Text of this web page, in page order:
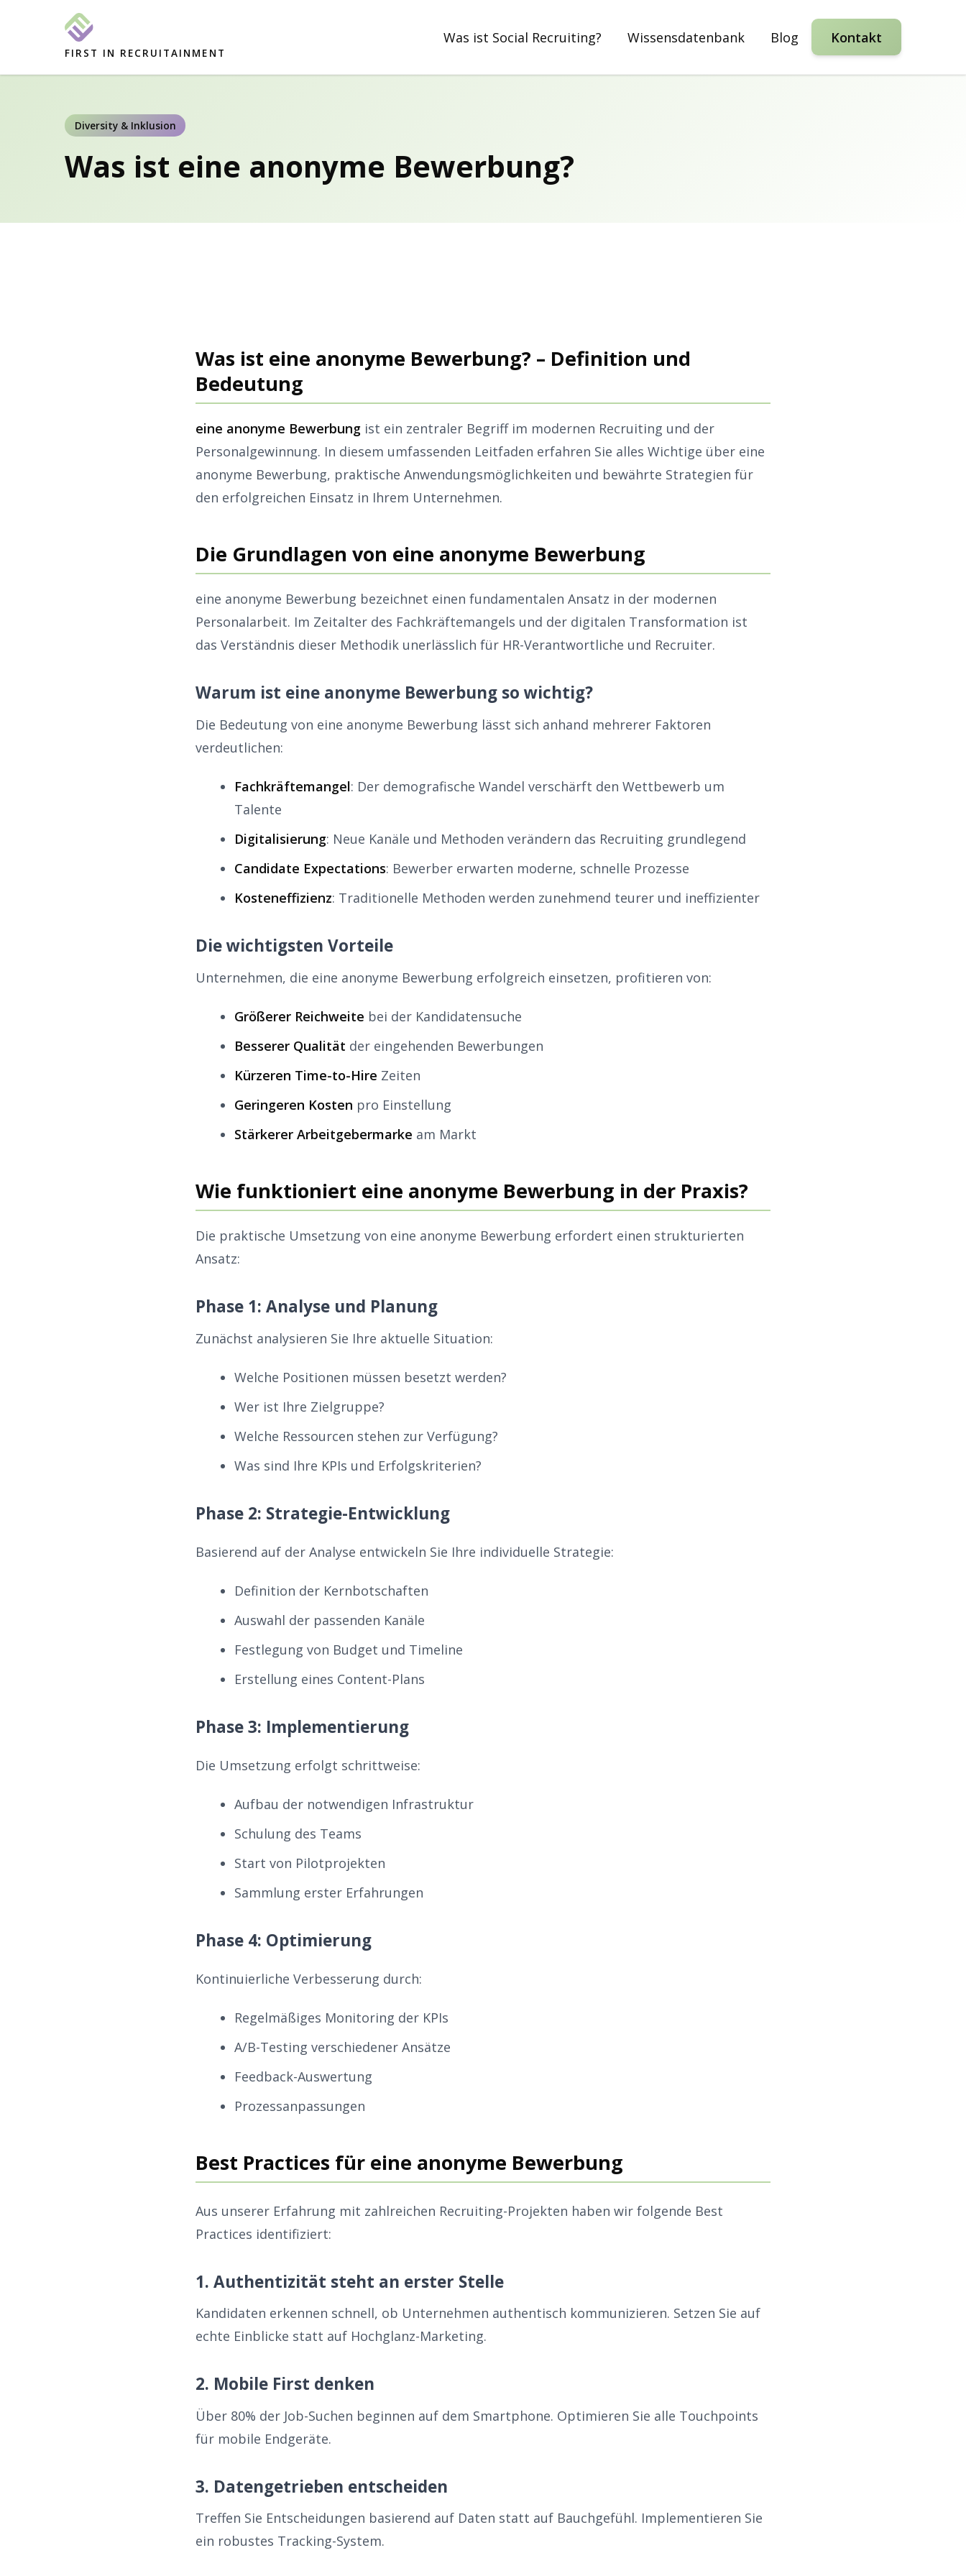
FIRST IN RECRUITAINMENT
Was ist Social Recruiting? Wissensdatenbank Blog Kontakt
Diversity & Inklusion
Was ist eine anonyme Bewerbung?
Was ist eine anonyme Bewerbung? – Definition und
Bedeutung
eine anonyme Bewerbung ist ein zentraler Begriff im modernen Recruiting und der
Personalgewinnung. In diesem umfassenden Leitfaden erfahren Sie alles Wichtige über eine
anonyme Bewerbung, praktische Anwendungsmöglichkeiten und bewährte Strategien für
den erfolgreichen Einsatz in Ihrem Unternehmen.
Die Grundlagen von eine anonyme Bewerbung
eine anonyme Bewerbung bezeichnet einen fundamentalen Ansatz in der modernen
Personalarbeit. Im Zeitalter des Fachkräftemangels und der digitalen Transformation ist
das Verständnis dieser Methodik unerlässlich für HR-Verantwortliche und Recruiter.
Warum ist eine anonyme Bewerbung so wichtig?
Die Bedeutung von eine anonyme Bewerbung lässt sich anhand mehrerer Faktoren
verdeutlichen:
Fachkräftemangel: Der demografische Wandel verschärft den Wettbewerb um
Talente
Digitalisierung: Neue Kanäle und Methoden verändern das Recruiting grundlegend
Candidate Expectations: Bewerber erwarten moderne, schnelle Prozesse
Kosteneffizienz: Traditionelle Methoden werden zunehmend teurer und ineffizienter
Die wichtigsten Vorteile
Unternehmen, die eine anonyme Bewerbung erfolgreich einsetzen, profitieren von:
Größerer Reichweite bei der Kandidatensuche
Besserer Qualität der eingehenden Bewerbungen
Kürzeren Time-to-Hire Zeiten
Geringeren Kosten pro Einstellung
Stärkerer Arbeitgebermarke am Markt
Wie funktioniert eine anonyme Bewerbung in der Praxis?
Die praktische Umsetzung von eine anonyme Bewerbung erfordert einen strukturierten
Ansatz:
Phase 1: Analyse und Planung
Zunächst analysieren Sie Ihre aktuelle Situation:
Welche Positionen müssen besetzt werden?
Wer ist Ihre Zielgruppe?
Welche Ressourcen stehen zur Verfügung?
Was sind Ihre KPIs und Erfolgskriterien?
Phase 2: Strategie-Entwicklung
Basierend auf der Analyse entwickeln Sie Ihre individuelle Strategie:
Definition der Kernbotschaften
Auswahl der passenden Kanäle
Festlegung von Budget und Timeline
Erstellung eines Content-Plans
Phase 3: Implementierung
Die Umsetzung erfolgt schrittweise:
Aufbau der notwendigen Infrastruktur
Schulung des Teams
Start von Pilotprojekten
Sammlung erster Erfahrungen
Phase 4: Optimierung
Kontinuierliche Verbesserung durch:
Regelmäßiges Monitoring der KPIs
A/B-Testing verschiedener Ansätze
Feedback-Auswertung
Prozessanpassungen
Best Practices für eine anonyme Bewerbung
Aus unserer Erfahrung mit zahlreichen Recruiting-Projekten haben wir folgende Best
Practices identifiziert:
1. Authentizität steht an erster Stelle
Kandidaten erkennen schnell, ob Unternehmen authentisch kommunizieren. Setzen Sie auf
echte Einblicke statt auf Hochglanz-Marketing.
2. Mobile First denken
Über 80% der Job-Suchen beginnen auf dem Smartphone. Optimieren Sie alle Touchpoints
für mobile Endgeräte.
3. Datengetrieben entscheiden
Treffen Sie Entscheidungen basierend auf Daten statt auf Bauchgefühl. Implementieren Sie
ein robustes Tracking-System.